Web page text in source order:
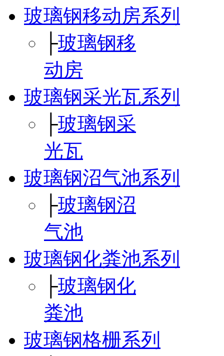
玻璃钢移动房系列
├玻璃钢移
动房
玻璃钢采光瓦系列
├玻璃钢采
光瓦
玻璃钢沼气池系列
├玻璃钢沼
气池
玻璃钢化粪池系列
├玻璃钢化
粪池
玻璃钢格栅系列